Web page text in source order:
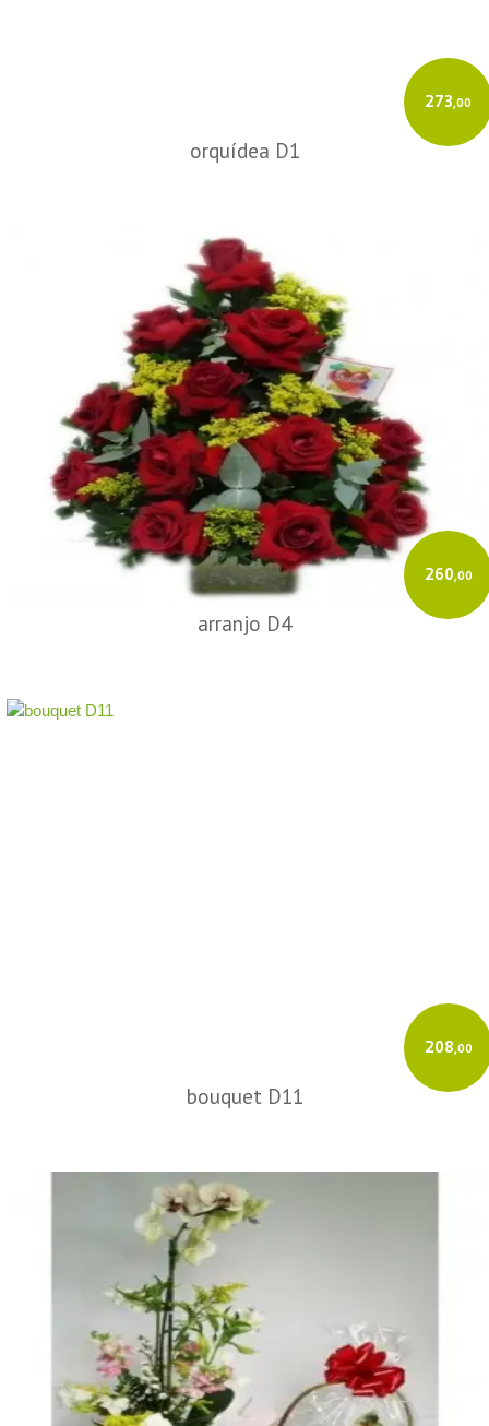
273,00
orquídea D1
260,00
arranjo D4
208,00
bouquet D11